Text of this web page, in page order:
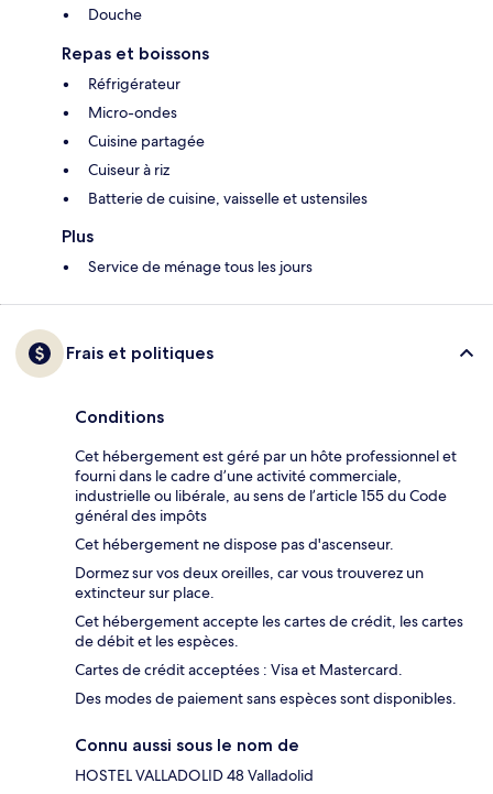
Douche
Repas et boissons
Réfrigérateur
Micro-ondes
Cuisine partagée
Cuiseur à riz
Batterie de cuisine, vaisselle et ustensiles
Plus
Service de ménage tous les jours
Frais et politiques
Conditions
Cet hébergement est géré par un hôte professionnel et
fourni dans le cadre d’une activité commerciale,
industrielle ou libérale, au sens de l’article 155 du Code
général des impôts
Cet hébergement ne dispose pas d'ascenseur.
Dormez sur vos deux oreilles, car vous trouverez un
extincteur sur place.
Cet hébergement accepte les cartes de crédit, les cartes
de débit et les espèces.
Cartes de crédit acceptées : Visa et Mastercard.
Des modes de paiement sans espèces sont disponibles.
Connu aussi sous le nom de
HOSTEL VALLADOLID 48 Valladolid